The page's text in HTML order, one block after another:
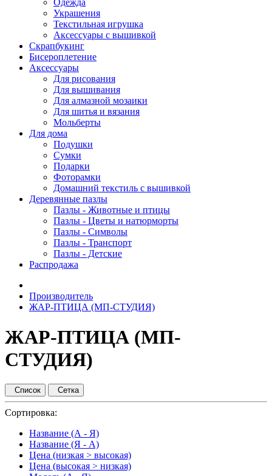
Одежда
Украшения
Текстильная игрушка
Аксессуары с вышивкой
Скрапбукинг
Бисероплетение
Аксессуары
Для рисования
Для вышивания
Для алмазной мозаики
Для шитья и вязания
Мольберты
Для дома
Подушки
Сумки
Подарки
Фоторамки
Домашний текстиль с вышивкой
Деревянные пазлы
Пазлы - Животные и птицы
Пазлы - Цветы и натюрморты
Пазлы - Символы
Пазлы - Транспорт
Пазлы - Детские
Распродажа
Производитель
ЖАР-ПТИЦА (МП-СТУДИЯ)
ЖАР-ПТИЦА (МП-
СТУДИЯ)
Список Сетка
Сортировка:
Название (А - Я)
Название (Я - А)
Цена (низкая > высокая)
Цена (высокая > низкая)